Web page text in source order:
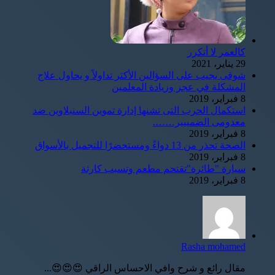
كالعمر لا أتكرر
29 يناير، 2021
شوقى يجيب على السؤالين الأكثر تداولاً و يحاول علاج
المشكلة في عجز وزيادة المعلمين
8 فبراير، 2019
استكمال الحرب التى تشنها إدارة تموين السنبلاوين ضد
معدومى الضمييير…….
8 فبراير، 2019
الصحة تحذر من 13 دواءً ومستحضرًا للتجميل بالأسواق
8 فبراير، 2019
سيارة "طائرة"تقتحم مطعم وتسبب كارثة
8 فبراير، 2019
Rasha mohamed
مقال رائع و شرح وافي الاحساس الراقي 😍😍😍...